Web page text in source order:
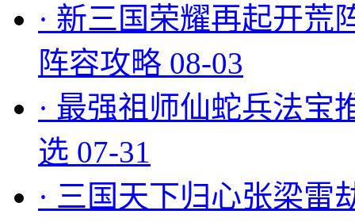
· 新三国荣耀再起开荒
阵容攻略 08-03
· 最强祖师仙蛇兵法宝
选 07-31
· 三国天下归心张梁雷